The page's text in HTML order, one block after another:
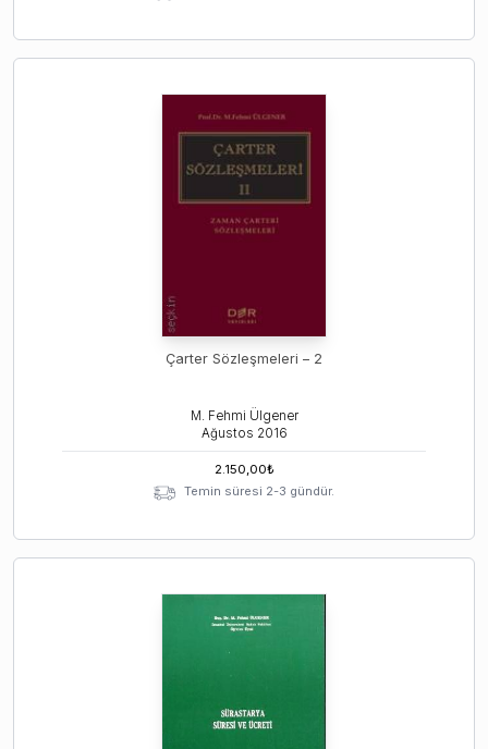
Çarter Sözleşmeleri – 2
M. Fehmi Ülgener
Ağustos 2016
2.150,00₺
Temin süresi 2-3 gündür.